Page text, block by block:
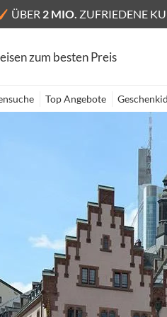
ÜBER 2 MIO. ZUFRIEDENE
zum besten Preis
Top Angebote